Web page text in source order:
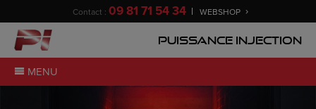
Contact : 09 81 71 54 34 WEBSHOP
Puissance Injection
MENU